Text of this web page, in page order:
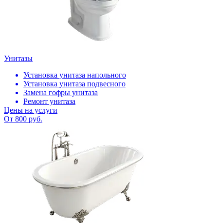
Унитазы
Установка унитаза напольного
Установка унитаза подвесного
Замена гофры унитаза
Ремонт унитаза
Цены на услуги
От 800 руб.